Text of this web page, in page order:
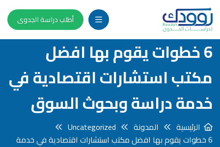
أطلب دراسة الجدوى
6 خطوات يقوم بها افضل
مكتب استشارات اقتصادية في
خدمة دراسة وبحوث السوق
الرئيسية المدونة
Uncategorized
6 خطوات يقوم بها افضل مكتب استشارات اقتصادية في خدمة